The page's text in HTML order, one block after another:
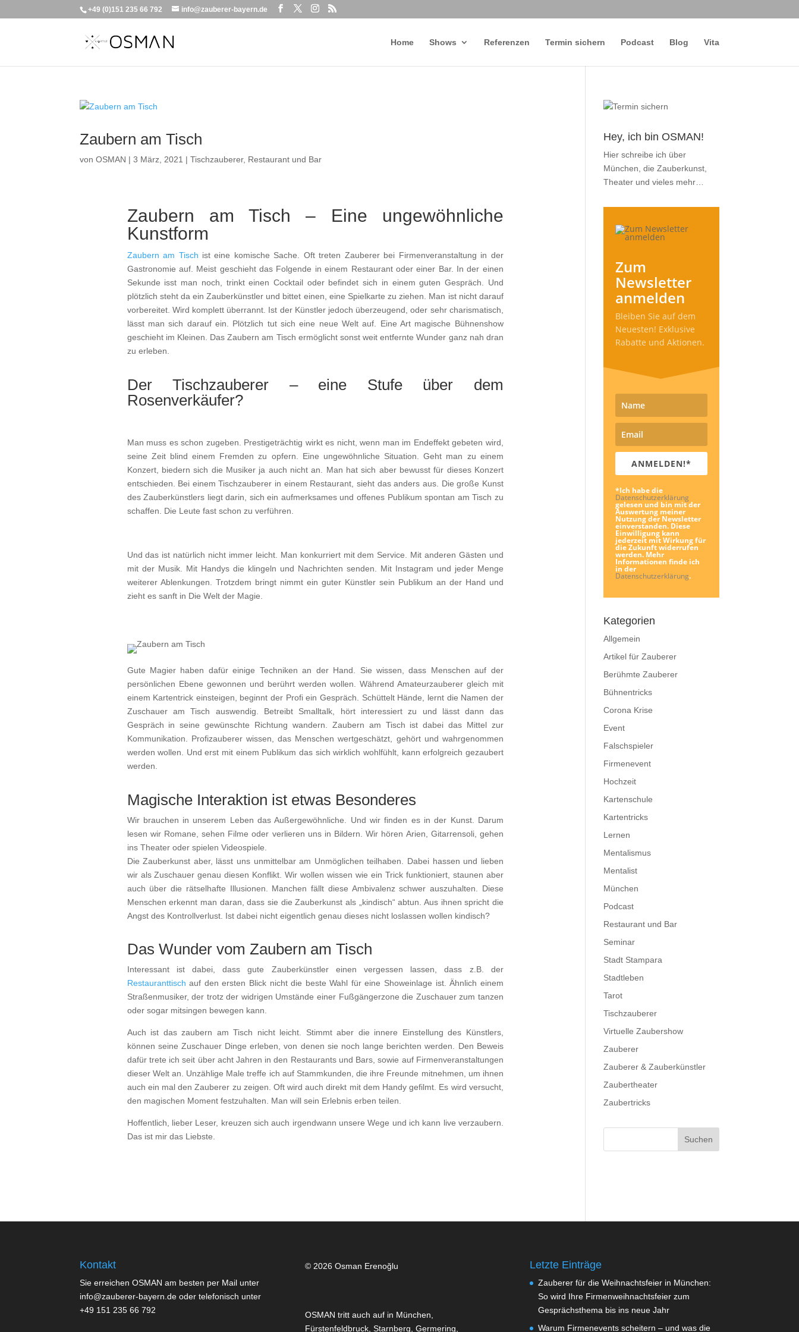
+49 (0)151 235 66 792 info@zauberer-bayern.de
Home Shows Referenzen Termin sichern Podcast Blog Vita
Zaubern am Tisch
vonOSMAN |3 März, 2021 |Tischzauberer, Restaurant und Bar
Zaubern am Tisch – Eine ungewöhnliche
Kunstform
Zaubern am Tisch ist eine komische Sache. Oft treten Zauberer bei Firmenveranstaltung in der
Gastronomie auf. Meist geschieht das Folgende in einem Restaurant oder einer Bar. In der einen
Sekunde isst man noch, trinkt einen Cocktail oder befindet sich in einem guten Gespräch. Und
plötzlich steht da ein Zauberkünstler und bittet einen, eine Spielkarte zu ziehen. Man ist nicht darauf
vorbereitet. Wird komplett überrannt. Ist der Künstler jedoch überzeugend, oder sehr charismatisch,
lässt man sich darauf ein. Plötzlich tut sich eine neue Welt auf. Eine Art magische Bühnenshow
geschieht im Kleinen. Das Zaubern am Tisch ermöglicht sonst weit entfernte Wunder ganz nah dran
zu erleben.
Der Tischzauberer – eine Stufe über dem
Rosenverkäufer?
Man muss es schon zugeben. Prestigeträchtig wirkt es nicht, wenn man im Endeffekt gebeten wird,
seine Zeit blind einem Fremden zu opfern. Eine ungewöhnliche Situation. Geht man zu einem
Konzert, biedern sich die Musiker ja auch nicht an. Man hat sich aber bewusst für dieses Konzert
entschieden. Bei einem Tischzauberer in einem Restaurant, sieht das anders aus. Die große Kunst
des Zauberkünstlers liegt darin, sich ein aufmerksames und offenes Publikum spontan am Tisch zu
schaffen. Die Leute fast schon zu verführen.
Und das ist natürlich nicht immer leicht. Man konkurriert mit dem Service. Mit anderen Gästen und
mit der Musik. Mit Handys die klingeln und Nachrichten senden. Mit Instagram und jeder Menge
weiterer Ablenkungen. Trotzdem bringt nimmt ein guter Künstler sein Publikum an der Hand und
zieht es sanft in Die Welt der Magie.
Gute Magier haben dafür einige Techniken an der Hand. Sie wissen, dass Menschen auf der
persönlichen Ebene gewonnen und berührt werden wollen. Während Amateurzauberer gleich mit
einem Kartentrick einsteigen, beginnt der Profi ein Gespräch. Schüttelt Hände, lernt die Namen der
Zuschauer am Tisch auswendig. Betreibt Smalltalk, hört interessiert zu und lässt dann das
Gespräch in seine gewünschte Richtung wandern. Zaubern am Tisch ist dabei das Mittel zur
Kommunikation. Profizauberer wissen, das Menschen wertgeschätzt, gehört und wahrgenommen
werden wollen. Und erst mit einem Publikum das sich wirklich wohlfühlt, kann erfolgreich gezaubert
werden.
Magische Interaktion ist etwas Besonderes
Wir brauchen in unserem Leben das Außergewöhnliche. Und wir finden es in der Kunst. Darum
lesen wir Romane, sehen Filme oder verlieren uns in Bildern. Wir hören Arien, Gitarrensoli, gehen
ins Theater oder spielen Videospiele.
Die Zauberkunst aber, lässt uns unmittelbar am Unmöglichen teilhaben. Dabei hassen und lieben
wir als Zuschauer genau diesen Konflikt. Wir wollen wissen wie ein Trick funktioniert, staunen aber
auch über die rätselhafte Illusionen. Manchen fällt diese Ambivalenz schwer auszuhalten. Diese
Menschen erkennt man daran, dass sie die Zauberkunst als „kindisch“ abtun. Aus ihnen spricht die
Angst des Kontrollverlust. Ist dabei nicht eigentlich genau dieses nicht loslassen wollen kindisch?
Das Wunder vom Zaubern am Tisch
Interessant ist dabei, dass gute Zauberkünstler einen vergessen lassen, dass z.B. der
Restauranttisch auf den ersten Blick nicht die beste Wahl für eine Showeinlage ist. Ähnlich einem
Straßenmusiker, der trotz der widrigen Umstände einer Fußgängerzone die Zuschauer zum tanzen
oder sogar mitsingen bewegen kann.
Auch ist das zaubern am Tisch nicht leicht. Stimmt aber die innere Einstellung des Künstlers,
können seine Zuschauer Dinge erleben, von denen sie noch lange berichten werden. Den Beweis
dafür trete ich seit über acht Jahren in den Restaurants und Bars, sowie auf Firmenveranstaltungen
dieser Welt an. Unzählige Male treffe ich auf Stammkunden, die ihre Freunde mitnehmen, um ihnen
auch ein mal den Zauberer zu zeigen. Oft wird auch direkt mit dem Handy gefilmt. Es wird versucht,
den magischen Moment festzuhalten. Man will sein Erlebnis erben teilen.
Hoffentlich, lieber Leser, kreuzen sich auch irgendwann unsere Wege und ich kann live verzaubern.
Das ist mir das Liebste.
Hey, ich bin OSMAN!
Hier schreibe ich über
München, die Zauberkunst,
Theater und vieles mehr…
Zum
Newsletter
anmelden
Bleiben Sie auf dem
Neuesten! Exklusive
Rabatte und Aktionen.
ANMELDEN!*
*Ich habe die
Datenschutzerklärung
gelesen und bin mit der
Auswertung meiner
Nutzung der Newsletter
einverstanden. Diese
Einwilligung kann
jederzeit mit Wirkung für
die Zukunft widerrufen
werden. Mehr
Informationen finde ich
in der
Datenschutzerklärung.
Kategorien
Allgemein
Artikel für Zauberer
Berühmte Zauberer
Bühnentricks
Corona Krise
Event
Falschspieler
Firmenevent
Hochzeit
Kartenschule
Kartentricks
Lernen
Mentalismus
Mentalist
München
Podcast
Restaurant und Bar
Seminar
Stadt Stampara
Stadtleben
Tarot
Tischzauberer
Virtuelle Zaubershow
Zauberer
Zauberer & Zauberkünstler
Zaubertheater
Zaubertricks
Kontakt
Sie erreichen OSMAN am besten per Mail unter
info@zauberer-bayern.de oder telefonisch unter
+49 151 235 66 792
© 2026 Osman Erenoğlu
OSMAN tritt auch auf in München,
Fürstenfeldbruck, Starnberg, Germering,
Letzte Einträge
Zauberer für die Weihnachtsfeier in München:
So wird Ihre Firmenweihnachtsfeier zum
Gesprächsthema bis ins neue Jahr
Warum Firmenevents scheitern – und was die